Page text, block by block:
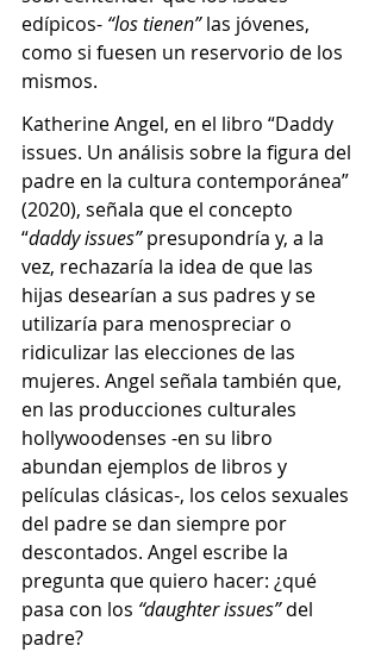
edípicos- “los tienen” las jóvenes,
como si fuesen un reservorio de los
mismos.
Katherine Angel, en el libro “Daddy
issues. Un análisis sobre la figura del
padre en la cultura contemporánea”
(2020), señala que el concepto
“daddy issues” presupondría y, a la
vez, rechazaría la idea de que las
hijas desearían a sus padres y se
utilizaría para menospreciar o
ridiculizar las elecciones de las
mujeres. Angel señala también que,
en las producciones culturales
hollywoodenses -en su libro
abundan ejemplos de libros y
películas clásicas-, los celos sexuales
del padre se dan siempre por
descontados. Angel escribe la
pregunta que quiero hacer: ¿qué
pasa con los “daughter issues” del
padre?